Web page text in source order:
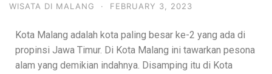
WISATA DI MALANG · FEBRUARY 3, 2023
Kota Malang adalah kota paling besar ke-2 yang ada di
propinsi Jawa Timur. Di Kota Malang ini tawarkan pesona
alam yang demikian indahnya. Disamping itu di Kota